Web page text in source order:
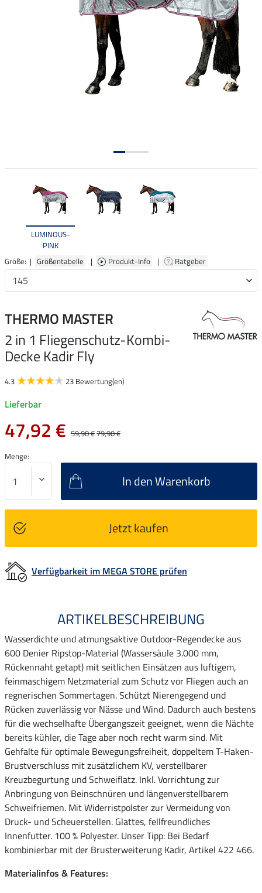
LUMINOUS-
PINK
Größe: | Größentabelle | Produkt-Info | Ratgeber
THERMO MASTER
2 in 1 Fliegenschutz-Kombi-
Decke Kadir Fly
4.3 23 Bewertung(en)
Lieferbar
47,92 € 59,90 €79,90 €
Menge:
In den Warenkorb
Jetzt kaufen
Verfügbarkeit im MEGA STORE prüfen
ARTIKELBESCHREIBUNG
Wasserdichte und atmungsaktive Outdoor-Regendecke aus
600 Denier Ripstop-Material (Wassersäule 3.000 mm,
Rückennaht getapt) mit seitlichen Einsätzen aus luftigem,
feinmaschigem Netzmaterial zum Schutz vor Fliegen auch an
regnerischen Sommertagen. Schützt Nierengegend und
Rücken zuverlässig vor Nässe und Wind. Dadurch auch bestens
für die wechselhafte Übergangszeit geeignet, wenn die Nächte
bereits kühler, die Tage aber noch recht warm sind. Mit
Gehfalte für optimale Bewegungsfreiheit, doppeltem T-Haken-
Brustverschluss mit zusätzlichem KV, verstellbarer
Kreuzbegurtung und Schweiflatz. Inkl. Vorrichtung zur
Anbringung von Beinschnüren und längenverstellbarem
Schweifriemen. Mit Widerristpolster zur Vermeidung von
Druck- und Scheuerstellen. Glattes, fellfreundliches
Innenfutter. 100 % Polyester. Unser Tipp: Bei Bedarf
kombinierbar mit der Brusterweiterung Kadir, Artikel 422 466.
Materialinfos & Features: